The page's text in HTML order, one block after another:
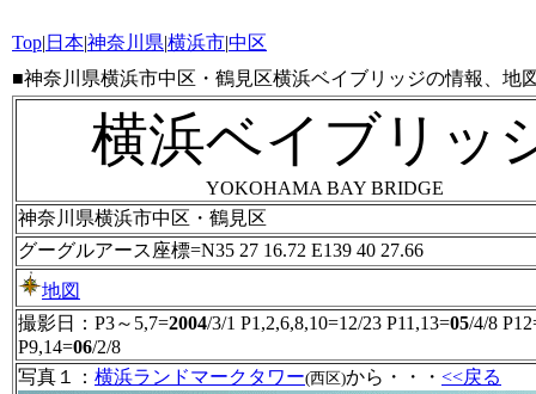
Top| 日本|神奈川県|横浜市|中区
横浜ベイブリッ
YOKOHAMA BAY BRIDGE
神奈川県横浜市中区・鶴見区
グーグルアース座標=N35 27 16.72 E139 40 27.66
地図
撮影日：P3～5,7=2004/3/1 P1,2,6,8,10=12/23 P11,13=05/4/8
P9,14=06/2/8
写真１
： 横浜ランドマークタワー(西区)から・・・ <<戻る
■神奈川県横浜市中区・鶴見区横浜ベイブリッジの情報、地